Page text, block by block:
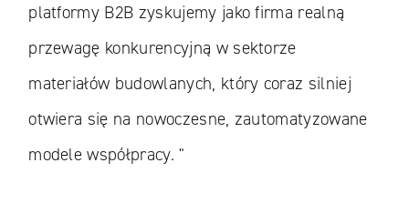
platformy B2B zyskujemy jako firma realną
przewagę konkurencyjną w sektorze
materiałów budowlanych, który coraz silniej
otwiera się na nowoczesne, zautomatyzowane
modele współpracy. "